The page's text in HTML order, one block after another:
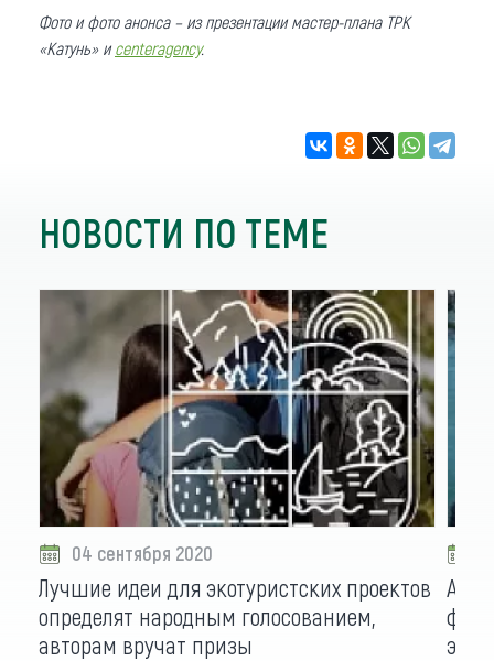
Фото и фото анонса – из презентации мастер-плана ТРК
«Катунь» и centeragency.
НОВОСТИ ПО ТЕМЕ
04 сентября 2020
Лучшие идеи для экотуристских проектов
определят народным голосованием,
авторам вручат призы